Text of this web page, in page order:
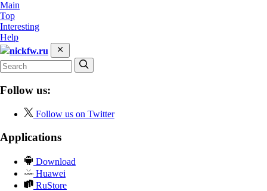
Main
Top
Interesting
Help
nickfw.ru
Follow us:
Follow us on Twitter
Applications
Download
Huawei
RuStore